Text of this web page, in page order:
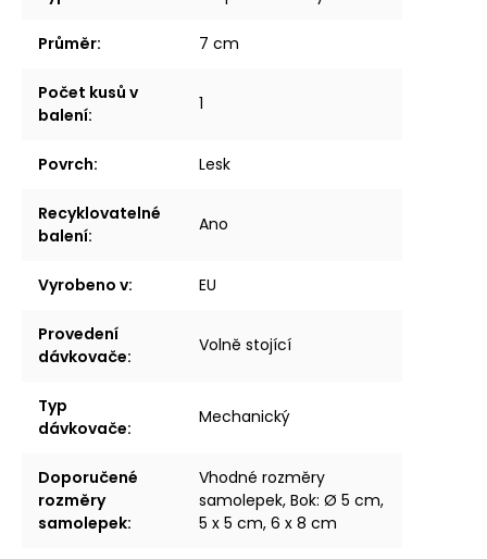
Průměr: 7 cm
Počet kusů v
balení:
1
Povrch: Lesk
Recyklovatelné
balení:
Ano
Vyrobeno v: EU
Provedení
dávkovače:
Volně stojící
Typ
dávkovače:
Mechanický
Doporučené
rozměry
samolepek:
Vhodné rozměry
samolepek, Bok: Ø 5 cm,
5 x 5 cm, 6 x 8 cm